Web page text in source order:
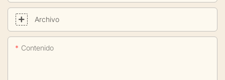
Archivo
Contenido